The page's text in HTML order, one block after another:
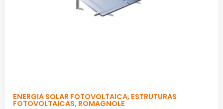
ENERGIA SOLAR FOTOVOLTAICA, ESTRUTURAS
FOTOVOLTAICAS, ROMAGNOLE